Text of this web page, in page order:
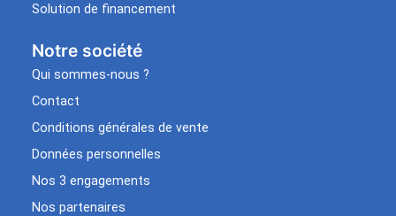
Solution de financement
Notre société
Qui sommes-nous ?
Contact
Conditions générales de vente
Données personnelles
Nos 3 engagements
Nos partenaires